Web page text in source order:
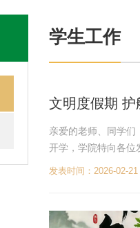
学生工作
文明度假期 护
亲爱的老师、同学
开学，学院特向各位
坚决做到不购买、不
发表时间：2026-02-21